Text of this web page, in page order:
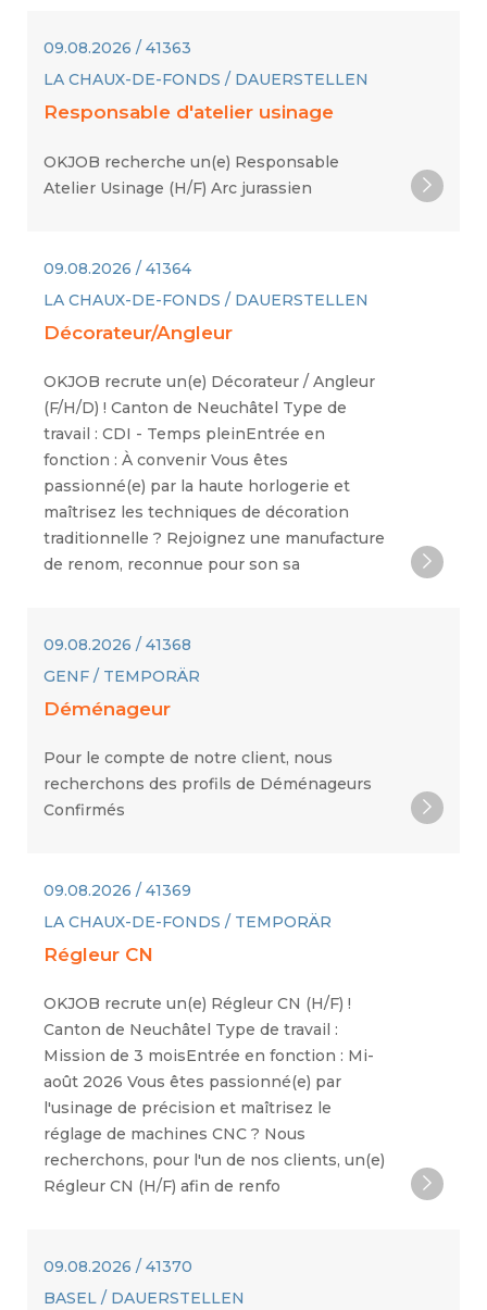
09.08.2026 / 41363
LA CHAUX-DE-FONDS / DAUERSTELLEN
Responsable d'atelier usinage
OKJOB recherche un(e) Responsable
Atelier Usinage (H/F) Arc jurassien
09.08.2026 / 41364
LA CHAUX-DE-FONDS / DAUERSTELLEN
Décorateur/Angleur
OKJOB recrute un(e) Décorateur / Angleur
(F/H/D) ! Canton de Neuchâtel Type de
travail : CDI - Temps pleinEntrée en
fonction : À convenir Vous êtes
passionné(e) par la haute horlogerie et
maîtrisez les techniques de décoration
traditionnelle ? Rejoignez une manufacture
de renom, reconnue pour son sa
09.08.2026 / 41368
GENF / TEMPORÄR
Déménageur
Pour le compte de notre client, nous
recherchons des profils de Déménageurs
Confirmés
09.08.2026 / 41369
LA CHAUX-DE-FONDS / TEMPORÄR
Régleur CN
OKJOB recrute un(e) Régleur CN (H/F) !
Canton de Neuchâtel Type de travail :
Mission de 3 moisEntrée en fonction : Mi-
août 2026 Vous êtes passionné(e) par
l'usinage de précision et maîtrisez le
réglage de machines CNC ? Nous
recherchons, pour l'un de nos clients, un(e)
Régleur CN (H/F) afin de renfo
09.08.2026 / 41370
BASEL / DAUERSTELLEN